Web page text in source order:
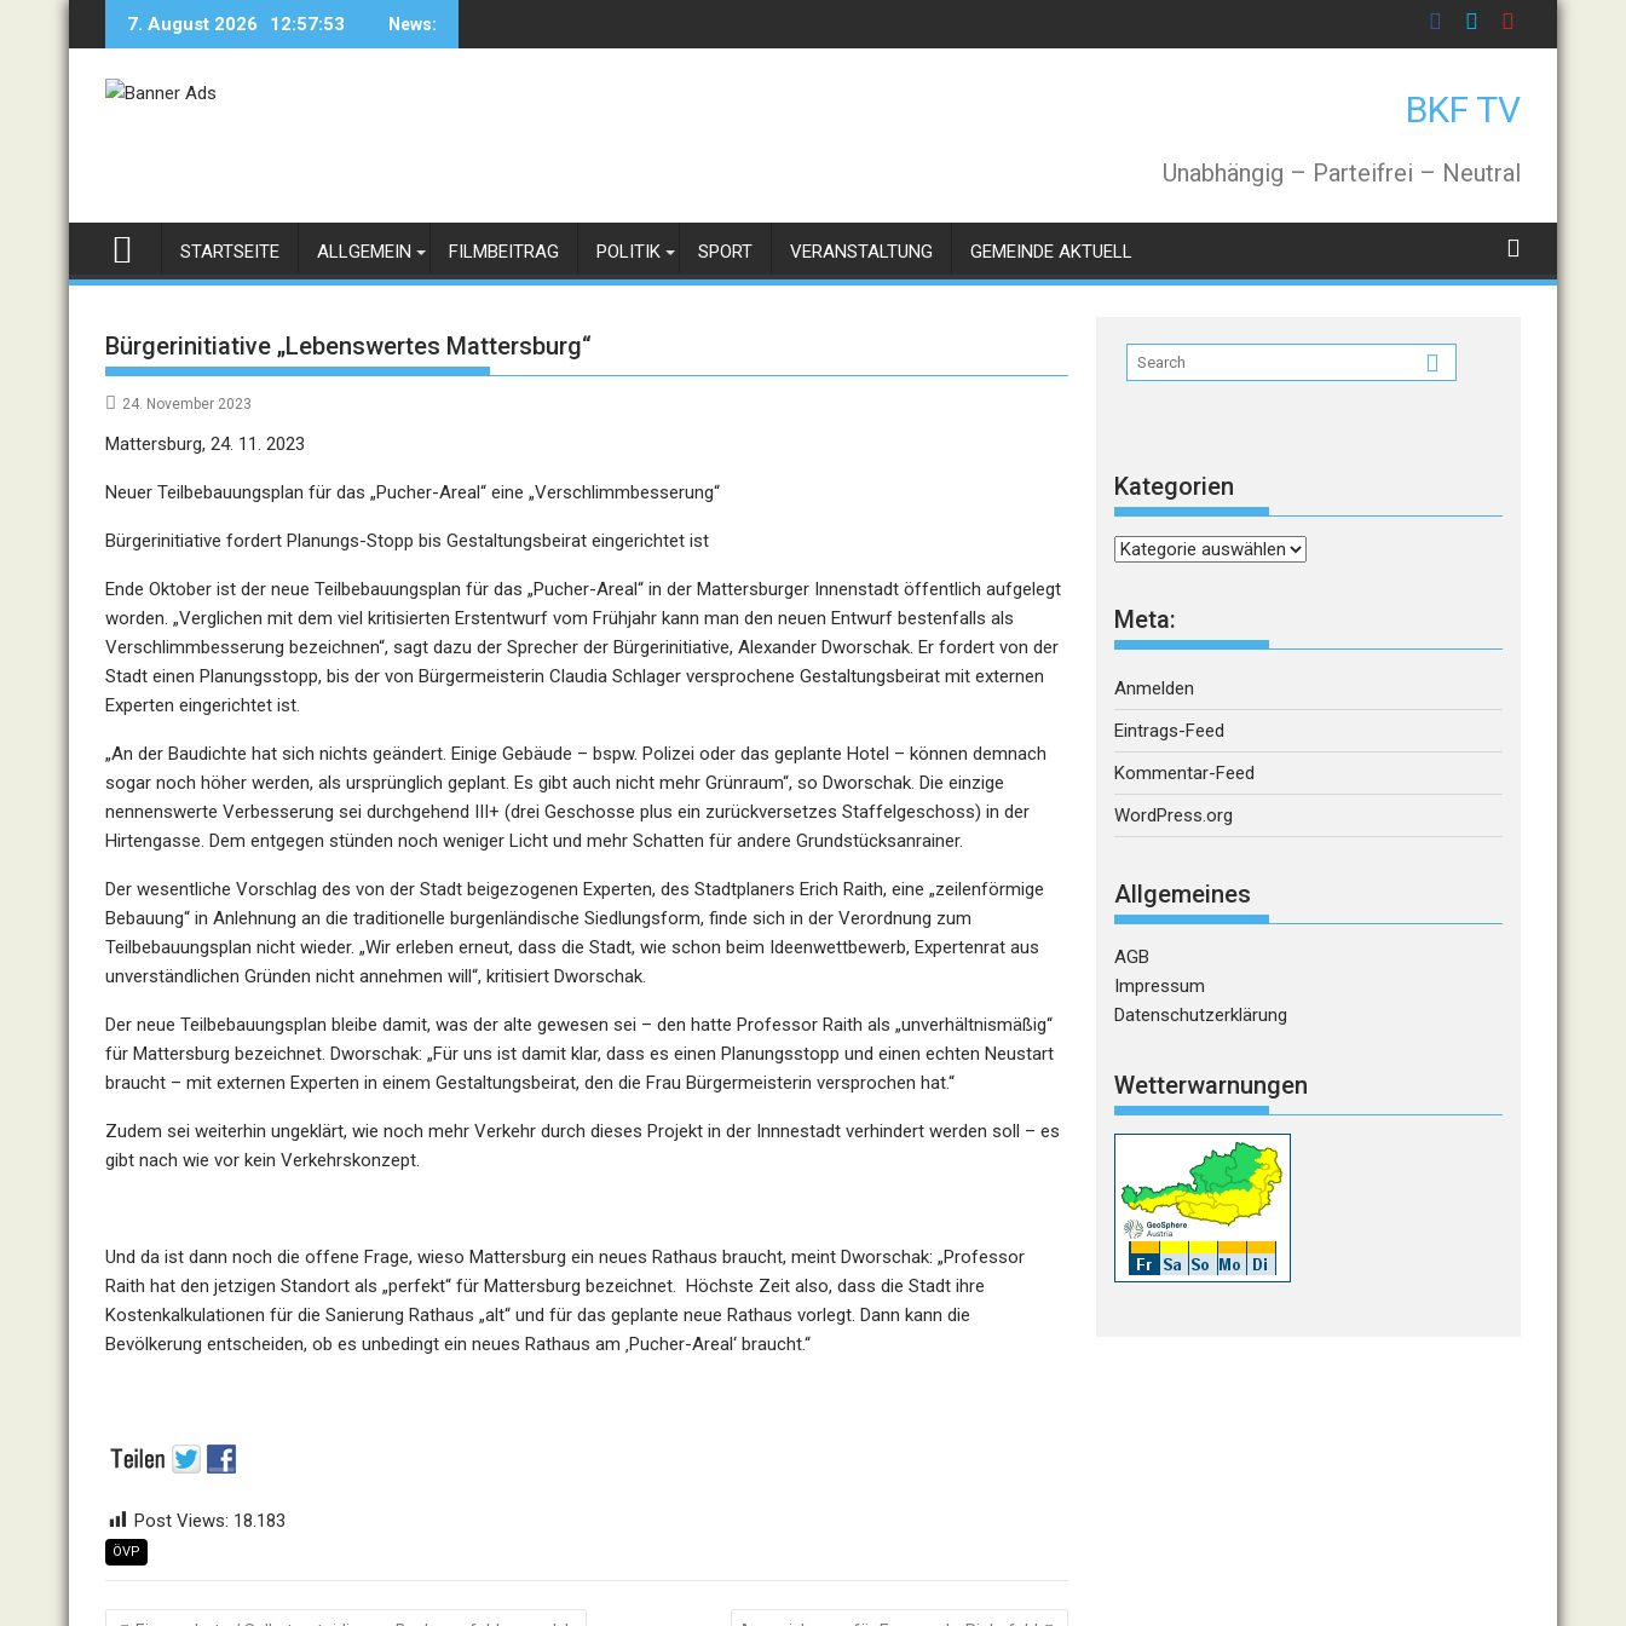
7. August 2026 12:57:53 News:
BKF TV
Unabhängig – Parteifrei – Neutral
STARTSEITE ALLGEMEIN FILMBEITRAG POLITIK SPORT VERANSTALTUNG GEMEINDE AKTUELL
Bürgerinitiative „Lebenswertes Mattersburg“
24. November 2023
Mattersburg, 24. 11. 2023
Neuer Teilbebauungsplan für das „Pucher-Areal“ eine „Verschlimmbesserung“
Bürgerinitiative fordert Planungs-Stopp bis Gestaltungsbeirat eingerichtet ist
Ende Oktober ist der neue Teilbebauungsplan für das „Pucher-Areal“ in der Mattersburger Innenstadt öffentlich aufgelegt
worden. „Verglichen mit dem viel kritisierten Erstentwurf vom Frühjahr kann man den neuen Entwurf bestenfalls als
Verschlimmbesserung bezeichnen“, sagt dazu der Sprecher der Bürgerinitiative, Alexander Dworschak. Er fordert von der
Stadt einen Planungsstopp, bis der von Bürgermeisterin Claudia Schlager versprochene Gestaltungsbeirat mit externen
Experten eingerichtet ist.
„An der Baudichte hat sich nichts geändert. Einige Gebäude – bspw. Polizei oder das geplante Hotel – können demnach
sogar noch höher werden, als ursprünglich geplant. Es gibt auch nicht mehr Grünraum“, so Dworschak. Die einzige
nennenswerte Verbesserung sei durchgehend III+ (drei Geschosse plus ein zurückversetzes Staffelgeschoss) in der
Hirtengasse. Dem entgegen stünden noch weniger Licht und mehr Schatten für andere Grundstücksanrainer.
Der wesentliche Vorschlag des von der Stadt beigezogenen Experten, des Stadtplaners Erich Raith, eine „zeilenförmige
Bebauung“ in Anlehnung an die traditionelle burgenländische Siedlungsform, finde sich in der Verordnung zum
Teilbebauungsplan nicht wieder. „Wir erleben erneut, dass die Stadt, wie schon beim Ideenwettbewerb, Expertenrat aus
unverständlichen Gründen nicht annehmen will“, kritisiert Dworschak.
Der neue Teilbebauungsplan bleibe damit, was der alte gewesen sei – den hatte Professor Raith als „unverhältnismäßig“
für Mattersburg bezeichnet. Dworschak: „Für uns ist damit klar, dass es einen Planungsstopp und einen echten Neustart
braucht – mit externen Experten in einem Gestaltungsbeirat, den die Frau Bürgermeisterin versprochen hat.“
Zudem sei weiterhin ungeklärt, wie noch mehr Verkehr durch dieses Projekt in der Innnestadt verhindert werden soll – es
gibt nach wie vor kein Verkehrskonzept.
Und da ist dann noch die offene Frage, wieso Mattersburg ein neues Rathaus braucht, meint Dworschak: „Professor
Raith hat den jetzigen Standort als „perfekt“ für Mattersburg bezeichnet. Höchste Zeit also, dass die Stadt ihre
Kostenkalkulationen für die Sanierung Rathaus „alt“ und für das geplante neue Rathaus vorlegt. Dann kann die
Bevölkerung entscheiden, ob es unbedingt ein neues Rathaus am ‚Pucher-Areal‘ braucht.“
Post Views: 18.183
ÖVP
Kategorien
Kategorien
Meta:
Anmelden
Eintrags-Feed
Kommentar-Feed
WordPress.org
Allgemeines
AGB
Impressum
Datenschutzerklärung
Wetterwarnungen